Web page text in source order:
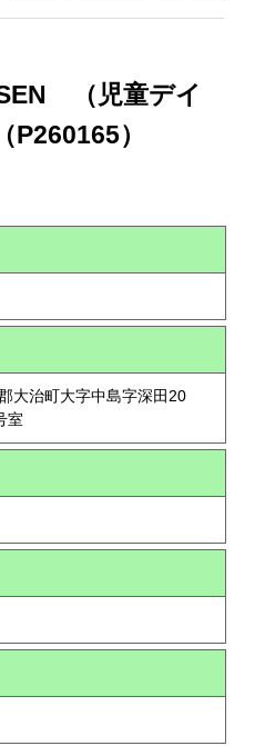
（児童デイ
P260165）
大治町大字中島字深田20
室